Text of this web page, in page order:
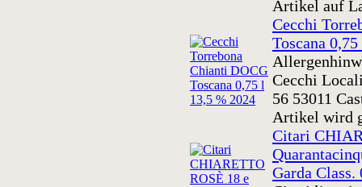
Artikel auf
Cecchi
Toscana
Cecchi
56 53011
Artikel wird
Citari
Garda